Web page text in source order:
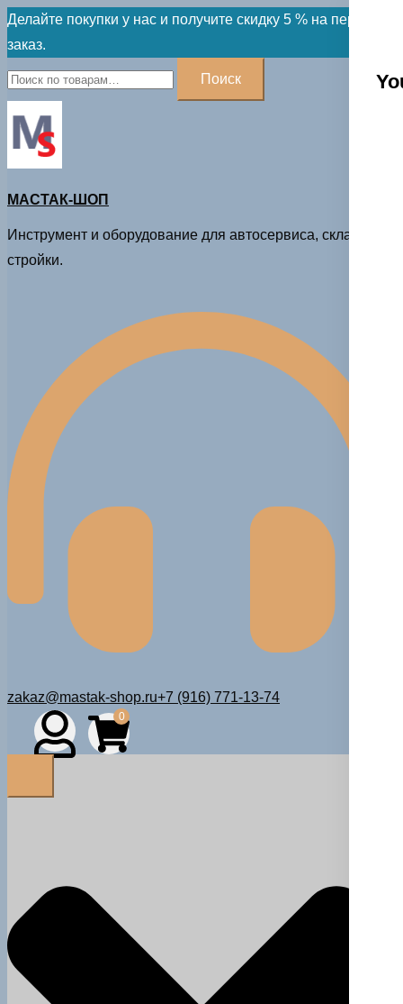
Skip
to
content
Делайте покупки у нас и получите скидку 5 % на первый
заказ.
Искать:
Поиск
МАСТАК-ШОП
Инструмент и оборудование для автосервиса, склада и
стройки.
zakaz@mastak-shop.ru+7 (916) 771-13-74
0